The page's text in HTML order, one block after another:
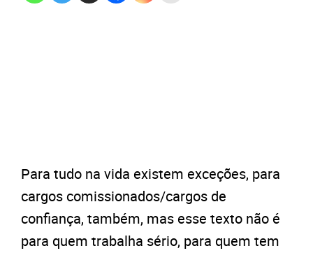
Para tudo na vida existem exceções, para
cargos comissionados/cargos de
confiança, também, mas esse texto não é
para quem trabalha sério, para quem tem